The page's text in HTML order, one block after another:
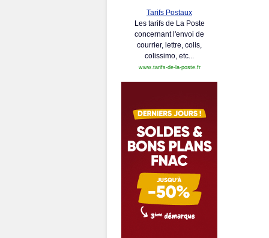
Tarifs Postaux
Les tarifs de La Poste
concernant l'envoi de
courrier, lettre, colis,
colissimo, etc...
www.tarifs-de-la-poste.fr